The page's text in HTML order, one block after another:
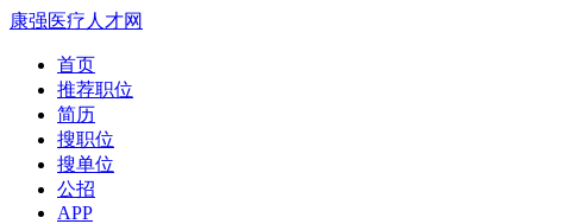
康强医疗人才网
首页
推荐职位
简历
搜职位
搜单位
公招
APP